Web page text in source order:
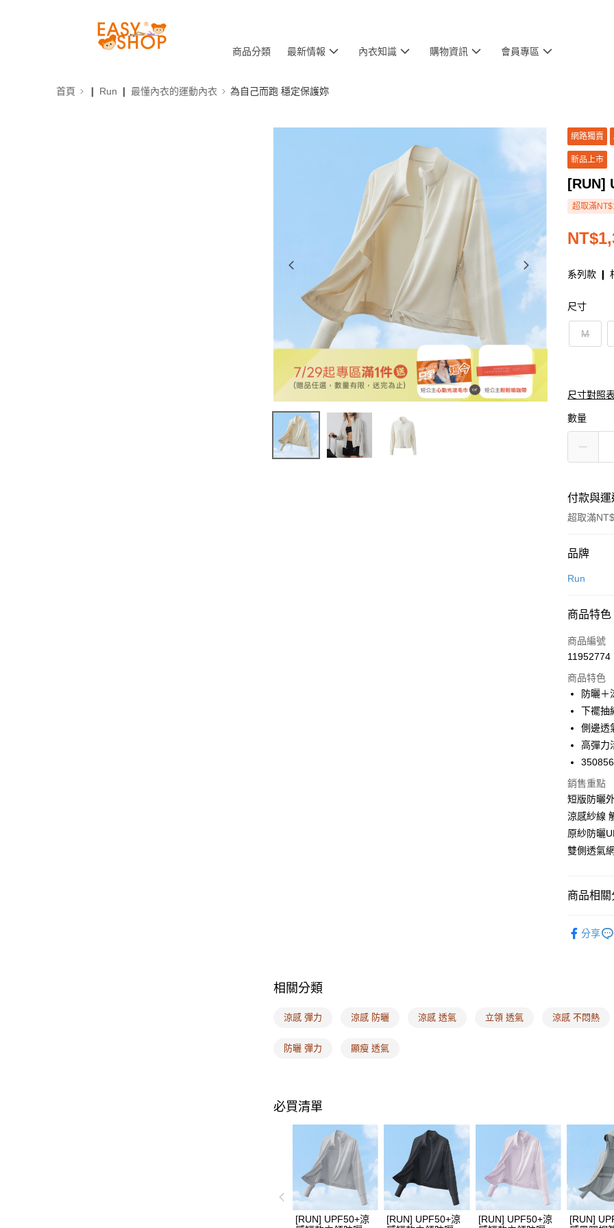
商品分類 最新情報 內衣知識 購物資訊 會員專區
首頁 ❙ Run ❙ 最懂內衣的運動內衣 為自己而跑 穩定保護妳
網路獨賣
新品上市
[RUN]
超取滿
系列款 ❙
尺寸
M
尺寸對照
數量
付款與
超取滿
付款方式
信用卡一
Apple Pay
悠遊付
Google
全支付
AFTEE先
相關說明
【關於「
AFTEE先
便利好安
１．簡單
【「
２．訂單
是否繳費
３．未成
「
４．使用
即時審查
結果請求
５．嚴禁
形，恩沛
ATM付款
全家取付
付款後全
付款後7-
免運費
海外配送
品牌
Run
商品特色
商品編號
11952774
商品特色
防曬＋
下襬抽
側邊透
高彈力
銷售重點
短版防曬
涼感紗線
原紗防曬
雙側透氣
商品相
🔎簡易尺
❙ 盛夏降
❙ 拒絕紫
分享
相關分類
涼感 彈力 涼感 防曬 涼感 透氣 立領 透氣 涼感 不悶熱
防曬 彈力 顯瘦 透氣
必買清單
[RUN] UPF50+涼
[RUN] UPF50+涼
[RUN] UPF50+涼
[RUN]